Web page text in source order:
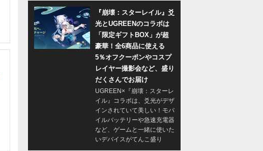
『崩壊：スターレイル』爻
光とUGREENのコラボは
「限定ギフトBOX」が超
豪華！全6商品に使える
5％オフクーポンやコスプ
レイヤー撮影会など、盛り
だくさんでお届け
UGREEN×『崩壊：スターレ
イル』コラボは、爻光がデザ
インされていて美しい！モバ
イルバッテリーや急速充電器
など、ゲームと一緒に使いた
いデバイスがてんこ盛り